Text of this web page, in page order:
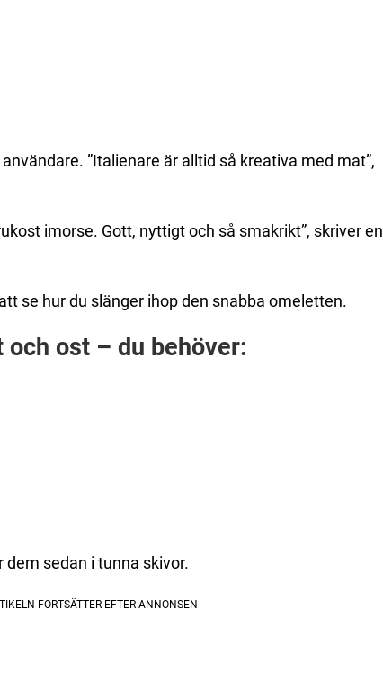
”Italienare är alltid så kreativa med mat”,
imorse. Gott, nyttigt och så smakrikt”, skriver en
se hur du slänger ihop den snabba omeletten.
ost – du behöver:
sedan i tunna skivor.